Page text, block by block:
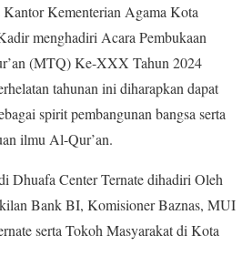
Kementerian Agama Kota
menghadiri Acara Pembukaan
(MTQ) Ke-XXX Tahun 2024
tahunan ini diharapkan dapat
spirit pembangunan bangsa serta
ilmu Al-Qur’an.
Dhuafa Center Ternate dihadiri Oleh
Bank BI, Komisioner Baznas, MUI
serta Tokoh Masyarakat di Kota